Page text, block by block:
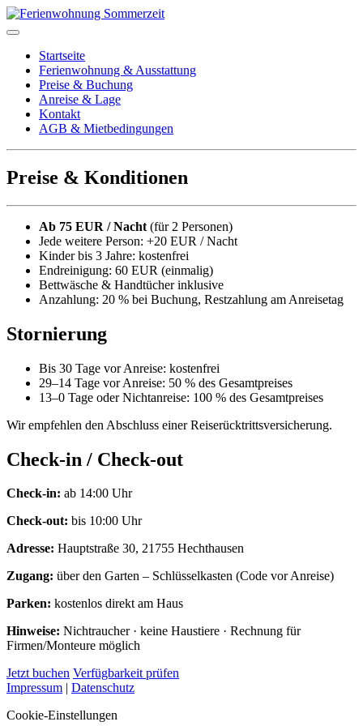
Startseite
Ferienwohnung & Ausstattung
Preise & Buchung
Anreise & Lage
Kontakt
AGB & Mietbedingungen
Preise & Konditionen
Ab 75 EUR / Nacht (für 2 Personen)
Jede weitere Person: +20 EUR / Nacht
Kinder bis 3 Jahre: kostenfrei
Endreinigung: 60 EUR (einmalig)
Bettwäsche & Handtücher inklusive
Anzahlung: 20 % bei Buchung, Restzahlung am Anreisetag
Stornierung
Bis 30 Tage vor Anreise: kostenfrei
29–14 Tage vor Anreise: 50 % des Gesamtpreises
13–0 Tage oder Nichtanreise: 100 % des Gesamtpreises
Wir empfehlen den Abschluss einer Reiserücktrittsversicherung.
Check-in / Check-out
Check-in: ab 14:00 Uhr
Check-out: bis 10:00 Uhr
Adresse: Hauptstraße 30, 21755 Hechthausen
Zugang: über den Garten – Schlüsselkasten (Code vor Anreise)
Parken: kostenlos direkt am Haus
Hinweise: Nichtraucher · keine Haustiere · Rechnung für
Firmen/Monteure möglich
Jetzt buchen Verfügbarkeit prüfen
Impressum | Datenschutz
Cookie-Einstellungen